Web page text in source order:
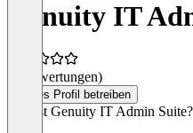
Genuity IT
(0 Bewertungen)
Dieses Profil betreiben
Was ist Genuity IT Admin Suite?